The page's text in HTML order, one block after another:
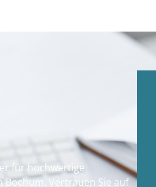
für hochwertige
Vertrauen Sie auf